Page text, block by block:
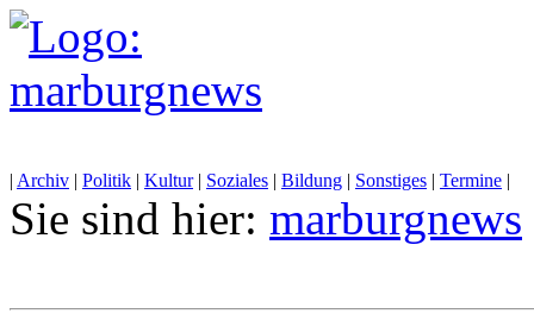
| Archiv | Politik | Kultur| Soziales | Bildung | Sonstiges | Termine |
Sie sind hier: marburgnews